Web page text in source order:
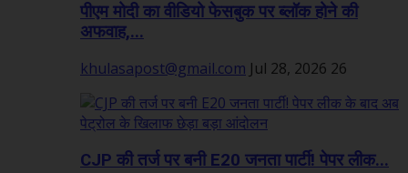
पीएम मोदी का वीडियो फेसबुक पर ब्लॉक होने की
अफवाह,...
khulasapost@gmail.com Jul 28, 2026 26
CJP की तर्ज पर बनी E20 जनता पार्टी! पेपर लीक...